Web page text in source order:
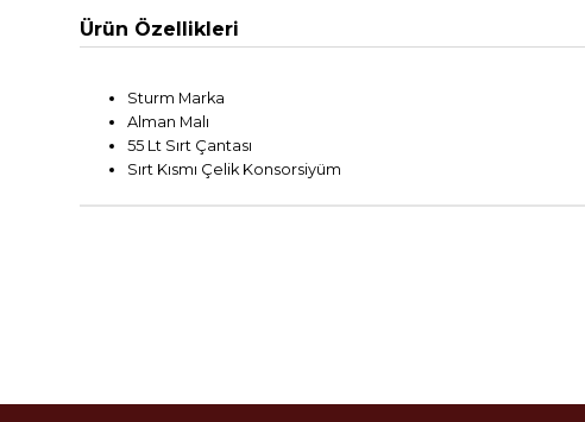
Ürün Özellikleri
Sturm Marka
Alman Malı
55 Lt Sırt Çantası
Sırt Kısmı Çelik Konsorsiyüm